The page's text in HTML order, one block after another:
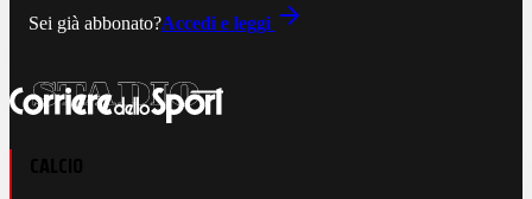
Sei già abbonato?Accedi e leggi